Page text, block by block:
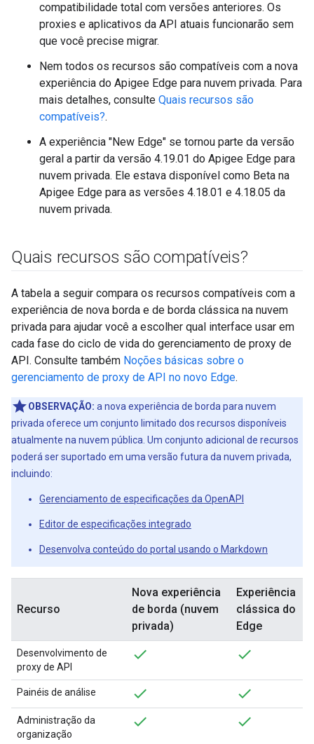
compatibilidade total com versões anteriores. Os
proxies e aplicativos da API atuais funcionarão sem
que você precise migrar.
Nem todos os recursos são compatíveis com a nova
experiência do Apigee Edge para nuvem privada. Para
mais detalhes, consulte Quais recursos são
compatíveis?.
A experiência "New Edge" se tornou parte da versão
geral a partir da versão 4.19.01 do Apigee Edge para
nuvem privada. Ele estava disponível como Beta na
Apigee Edge para as versões 4.18.01 e 4.18.05 da
nuvem privada.
Quais recursos são compatíveis?
A tabela a seguir compara os recursos compatíveis com a
experiência de nova borda e de borda clássica na nuvem
privada para ajudar você a escolher qual interface usar em
cada fase do ciclo de vida do gerenciamento de proxy de
API. Consulte também Noções básicas sobre o
gerenciamento de proxy de API no novo Edge.
OBSERVAÇÃO: a nova experiência de borda para nuvem
privada oferece um conjunto limitado dos recursos disponíveis
atualmente na nuvem pública. Um conjunto adicional de recursos
poderá ser suportado em uma versão futura da nuvem privada,
incluindo:
Gerenciamento de especificações da OpenAPI
Editor de especificações integrado
Desenvolva conteúdo do portal usando o Markdown
Recurso
Nova experiência
de borda (nuvem
privada)
Experiência
clássica do
Edge
Desenvolvimento de
proxy de API
Painéis de análise
Administração da
organização